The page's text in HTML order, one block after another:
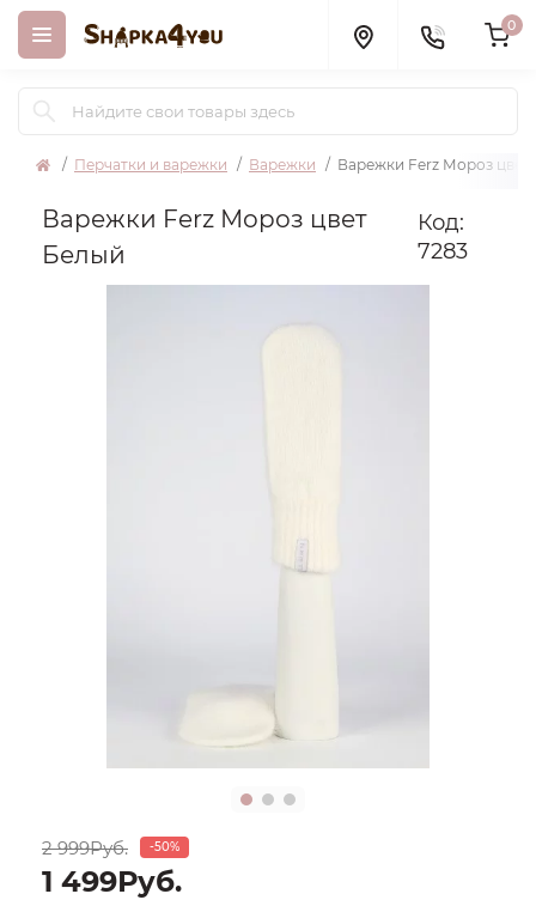
0
Перчатки и варежки Варежки Варежки Ferz Мороз цвет
Варежки Ferz Мороз цвет
Белый
Код:
7283
2 999Руб. -50%
1 499Руб.